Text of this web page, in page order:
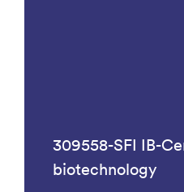
309558-SFI IB-
biotechnology